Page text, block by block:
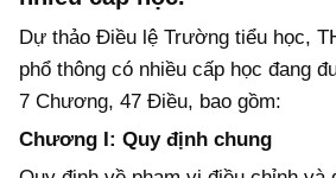
Dự thảo Điều lệ Trường tiểu học,
phổ thông có nhiều cấp học đang
7 Chương, 47 Điều, bao gồm:
Chương I: Quy định chung